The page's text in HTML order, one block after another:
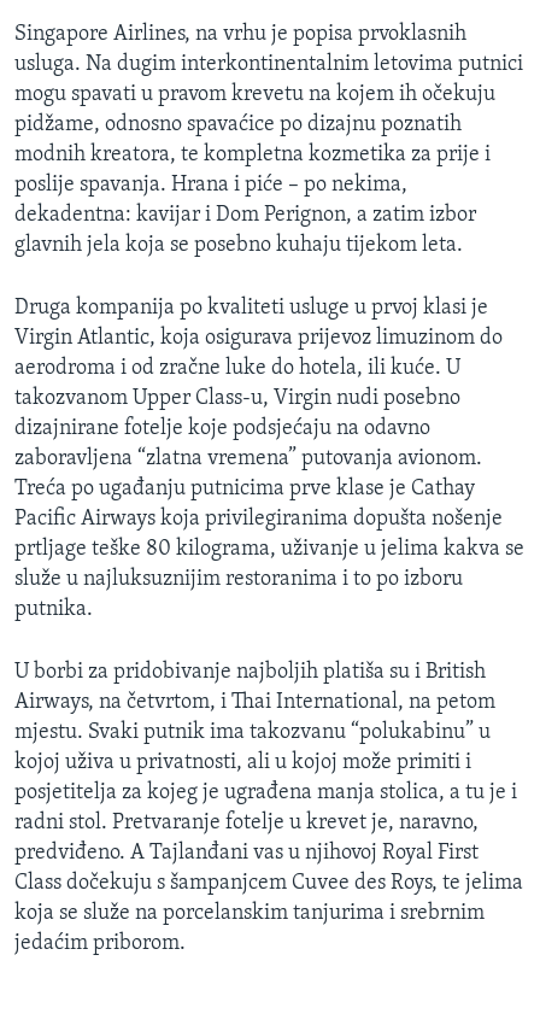
O GLASU AMERIKE
Learning English
PRATITE NAS
Jezici
Singapore Airlines, na vrhu je popisa prvoklasnih
usluga. Na dugim interkontinentalnim letovima putnici
mogu spavati u pravom krevetu na kojem ih očekuju
pidžame, odnosno spavaćice po dizajnu poznatih
modnih kreatora, te kompletna kozmetika za prije i
poslije spavanja. Hrana i piće – po nekima,
dekadentna: kavijar i Dom Perignon, a zatim izbor
glavnih jela koja se posebno kuhaju tijekom leta.
Druga kompanija po kvaliteti usluge u prvoj klasi je
Virgin Atlantic, koja osigurava prijevoz limuzinom do
aerodroma i od zračne luke do hotela, ili kuće. U
takozvanom Upper Class-u, Virgin nudi posebno
dizajnirane fotelje koje podsjećaju na odavno
zaboravljena “zlatna vremena” putovanja avionom.
Treća po ugađanju putnicima prve klase je Cathay
Pacific Airways koja privilegiranima dopušta nošenje
prtljage teške 80 kilograma, uživanje u jelima kakva se
služe u najluksuznijim restoranima i to po izboru
putnika.
U borbi za pridobivanje najboljih platiša su i British
Airways, na četvrtom, i Thai International, na petom
mjestu. Svaki putnik ima takozvanu “polukabinu” u
kojoj uživa u privatnosti, ali u kojoj može primiti i
posjetitelja za kojeg je ugrađena manja stolica, a tu je i
radni stol. Pretvaranje fotelje u krevet je, naravno,
predviđeno. A Tajlanđani vas u njihovoj Royal First
Class dočekuju s šampanjcem Cuvee des Roys, te jelima
koja se služe na porcelanskim tanjurima i srebrnim
jedaćim priborom.